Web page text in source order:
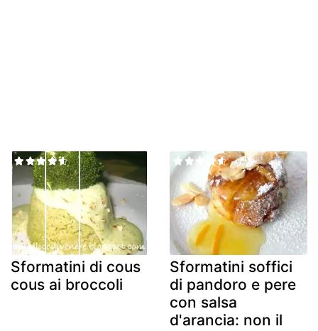
Sformatini di cous
cous ai broccoli
Sformatini soffici
di pandoro e pere
con salsa
d'arancia: non il